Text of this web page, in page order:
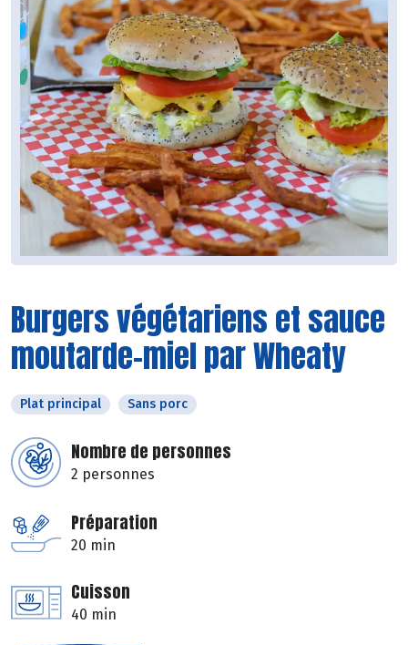
Burgers végétariens et sauce
moutarde-miel par Wheaty
Plat principal Sans porc
Nombre de personnes
2 personnes
Préparation
20 min
Cuisson
40 min